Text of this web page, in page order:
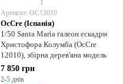
1
Артикул: OC12010
OcCre (Іспанія)
1/50 Santa Maria галеон ескадри
Христофора Колумба (OcCre
12010), збірна дерев'яна модель
7 850 грн
2-5 днів